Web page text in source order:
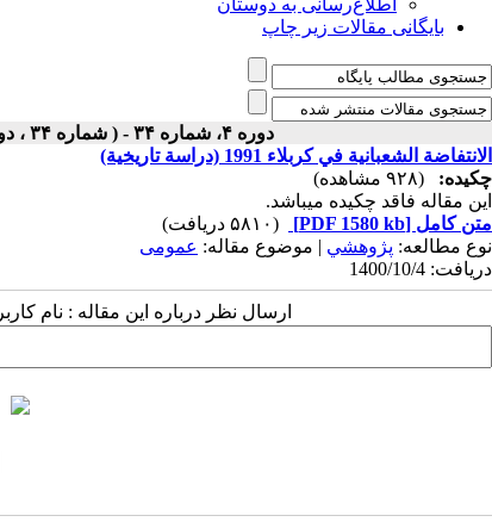
اطلاع‌رسانی به دوستان
بایگانی مقالات زیر چاپ
دوره ۴، شماره ۳۴ - ( شماره ۳۴ ، دوره اول ، سال چهارم ، زمستان ۱۴۰۰ ۱۴۰۰ )
الانتفاضة الشعبانية في كربلاء 1991 (دراسة تاريخية)
چکیده:
(۹۲۸ مشاهده)
این مقاله فاقد چکیده می​باشد.
متن کامل [PDF 1580 kb]
(۵۸۱۰ دریافت)
نوع مطالعه: پژوهشي | موضوع مقاله: عمومى
دریافت: 1400/10/4
ارسال نظر درباره این مقاله : نام